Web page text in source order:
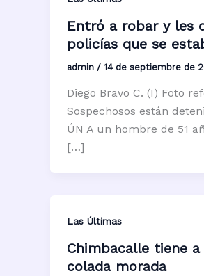
Entró a robar y les
policías que se
admin / 14 de septiembre de
Diego Bravo C. (I) Foto
Sospechosos están
ÚN A un hombre de 51
[…]
Las Últimas
Chimbacalle tiene
colada morada